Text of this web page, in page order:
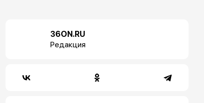
36ON.RU
Редакция